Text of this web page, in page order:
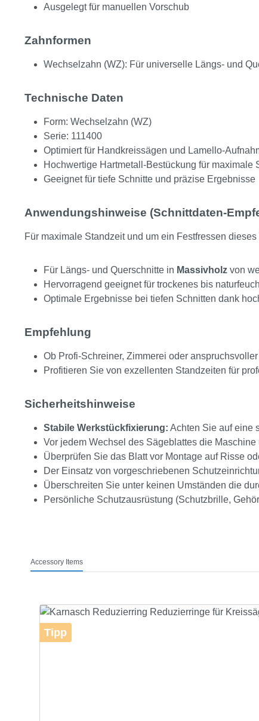
Ausgelegt für manuellen Vorschub
Zahnformen
Wechselzahn (WZ): Für universelle Längs- und
Technische Daten
Form: Wechselzahn (WZ)
Serie: 111400
Optimiert für Handkreissägen und Lamello-
Hochwertige Hartmetall-Bestückung für maximale
Geeignet für tiefe Schnitte und präzise Ergebnisse
Anwendungshinweise (Schnittdaten-
Für maximale Standzeit und um ein Festfressen
Für Längs- und Querschnitte in Massivholz von
Hervorragend geeignet für trockenes bis
Optimale Ergebnisse bei tiefen Schnitten dank
Empfehlung
Ob Profi-Schreiner, Zimmerei oder
Profitieren Sie von exzellenten Standzeiten für
Sicherheitshinweise
Stabile Werkstückfixierung: Achten Sie auf eine
Vor jedem Wechsel des Sägeblattes die
Überprüfen Sie das Blatt vor Montage auf Risse
Der Einsatz von vorgeschriebenen
Überschreiten Sie unter keinen Umständen die
Persönliche Schutzausrüstung (Schutzbrille,
Accessory Items
Tipp